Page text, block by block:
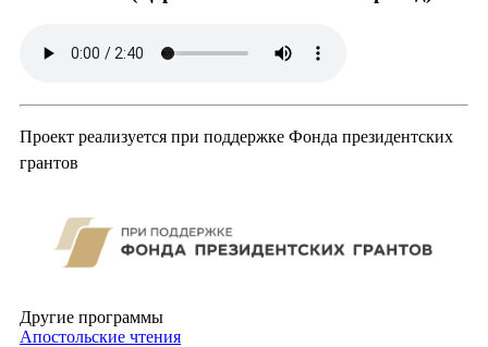
Проект реализуется при поддержке Фонда президентских
грантов
Другие программы
Апостольские чтения